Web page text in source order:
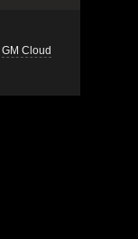
GM Cloud